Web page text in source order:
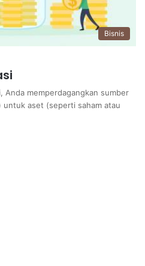
Bisnis
Anda memperdagangkan sumber
aset (seperti saham atau